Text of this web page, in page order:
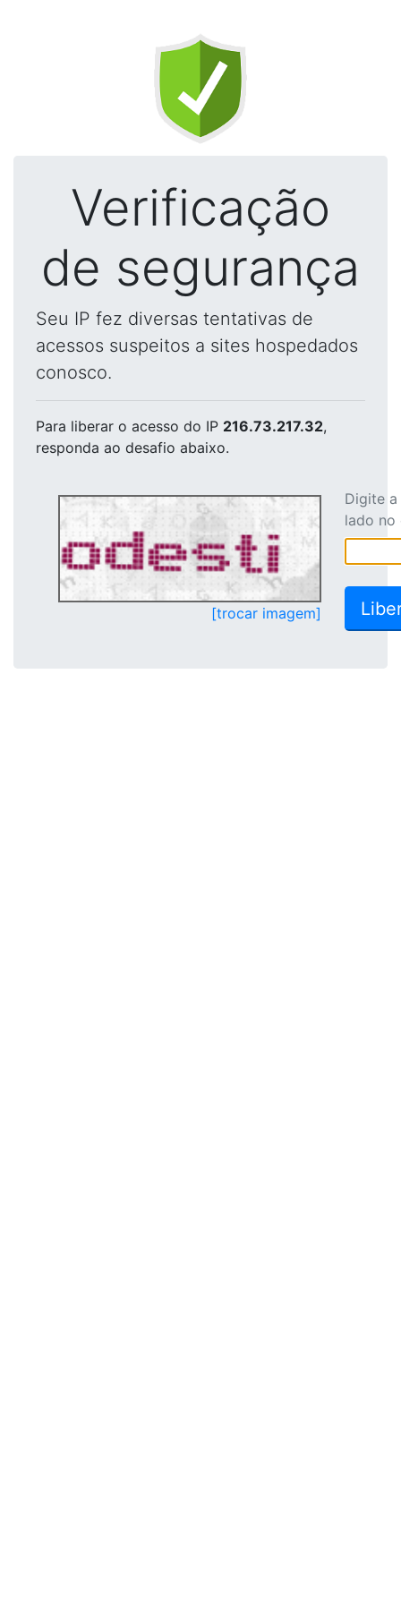
Verificação
de segurança
Seu IP fez diversas tentativas de
acessos suspeitos a sites hospedados
conosco.
Para liberar o acesso do IP 216.73.217.32,
responda ao desafio abaixo.
[trocar imagem]
Digite
lado no